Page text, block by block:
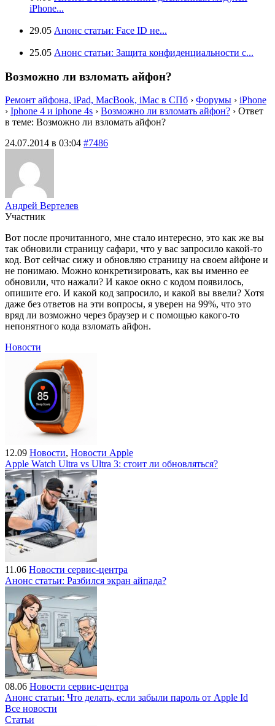
iPhone...
29.05 Анонс статьи: Face ID не...
25.05 Анонс статьи: Защита конфиденциальности с...
Возможно ли взломать айфон?
Ремонт айфона, iPad, MacBook, iMac в СПб › Форумы › iPhone
› Iphone 4 и iphone 4s › Возможно ли взломать айфон? › Ответ
в теме: Возможно ли взломать айфон?
24.07.2014 в 03:04 #7486
Андрей Вертелев
Участник
Вот после прочитанного, мне стало интересно, это как же вы
так обновили страницу сафари, что у вас запросило какой-то
код. Вот сейчас сижу и обновляю страницу на своем айфоне и
не понимаю. Можно конкретизировать, как вы именно ее
обновили, что нажали? И какое окно с кодом появилось,
опишите его. И какой код запросило, и какой вы ввели? Хотя
даже без ответов на эти вопросы, я уверен на 99%, что это
вряд ли возможно через браузер и с помощью какого-то
непонятного кода взломать айфон.
Новости
12.09 Новости, Новости Apple
Apple Watch Ultra vs Ultra 3: стоит ли обновляться?
11.06 Новости сервис-центра
Анонс статьи: Разбился экран айпада?
08.06 Новости сервис-центра
Анонс статьи: Что делать, если забыли пароль от Apple Id
Все новости
Статьи